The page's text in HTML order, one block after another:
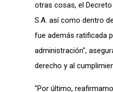
otras cosas, el
S.A. así como dentro
fue además ratificada
administración",
derecho y al
"Por último,